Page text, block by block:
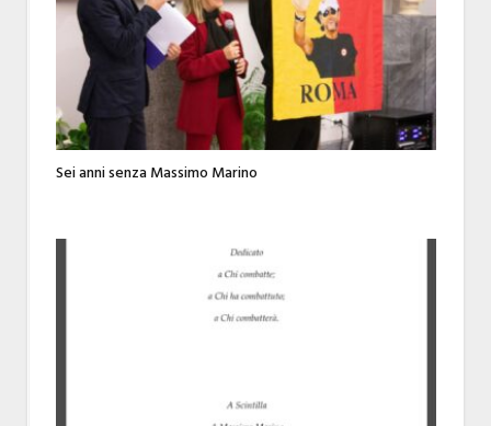
Sei anni senza Massimo Marino